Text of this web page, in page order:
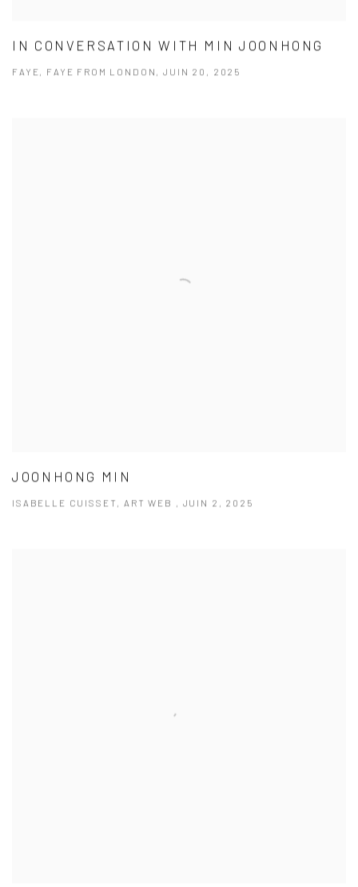
IN CONVERSATION WITH MIN JOONHONG
FAYE, FAYE FROM LONDON, JUIN 20, 2025
JOONHONG MIN
ISABELLE CUISSET, ART WEB , JUIN 2, 2025